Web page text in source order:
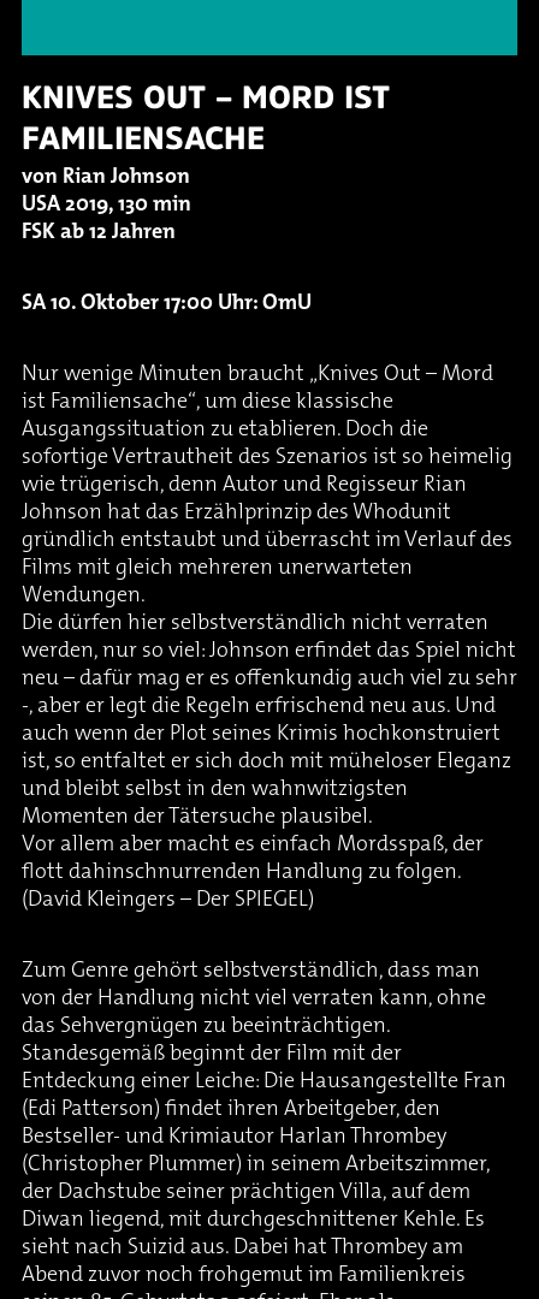
KNIVES OUT – MORD IST
FAMILIENSACHE
von Rian Johnson
USA 2019, 130 min
FSK ab 12 Jahren
SA 10. Oktober 17:00 Uhr: OmU
Nur wenige Minuten braucht „Knives Out – Mord
ist Familiensache“, um diese klassische
Ausgangssituation zu etablieren. Doch die
sofortige Vertrautheit des Szenarios ist so heimelig
wie trügerisch, denn Autor und Regisseur Rian
Johnson hat das Erzählprinzip des Whodunit
gründlich entstaubt und überrascht im Verlauf des
Films mit gleich mehreren unerwarteten
Wendungen.
Die dürfen hier selbstverständlich nicht verraten
werden, nur so viel: Johnson erfindet das Spiel nicht
neu – dafür mag er es offenkundig auch viel zu sehr
-, aber er legt die Regeln erfrischend neu aus. Und
auch wenn der Plot seines Krimis hochkonstruiert
ist, so entfaltet er sich doch mit müheloser Eleganz
und bleibt selbst in den wahnwitzigsten
Momenten der Tätersuche plausibel.
Vor allem aber macht es einfach Mordsspaß, der
flott dahinschnurrenden Handlung zu folgen.
(David Kleingers – Der SPIEGEL)
Zum Genre gehört selbstverständlich, dass man
von der Handlung nicht viel verraten kann, ohne
das Sehvergnügen zu beeinträchtigen.
Standesgemäß beginnt der Film mit der
Entdeckung einer Leiche: Die Hausangestellte Fran
(Edi Patterson) findet ihren Arbeitgeber, den
Bestseller- und Krimiautor Harlan Thrombey
(Christopher Plummer) in seinem Arbeitszimmer,
der Dachstube seiner prächtigen Villa, auf dem
Diwan liegend, mit durchgeschnittener Kehle. Es
sieht nach Suizid aus. Dabei hat Thrombey am
Abend zuvor noch frohgemut im Familienkreis